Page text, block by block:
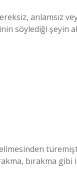
anlamsız
söylediği şeyin
bırakma